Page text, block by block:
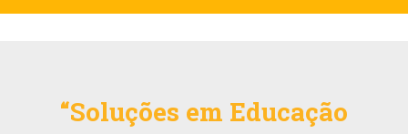
“Soluções em Educação